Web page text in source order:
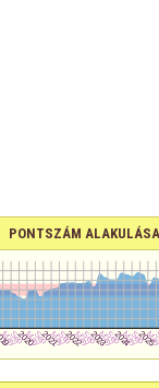
PONTSZÁM ALAKULÁSA